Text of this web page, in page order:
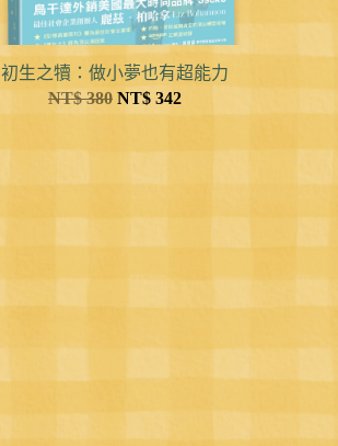
初生之犢：做小夢也有超能力
NT$380 NT$342